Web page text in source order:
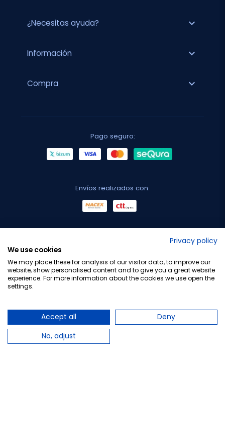
¿Necesitas ayuda? expand_more
Información expand_more
Compra expand_more
Pago seguro:
Envíos realizados con:
Privacy policy
We use cookies
We may place these for analysis of our visitor data, to improve our
website, show personalised content and to give you a great website
experience. For more information about the cookies we use open the
settings.
Accept all
Deny
No, adjust